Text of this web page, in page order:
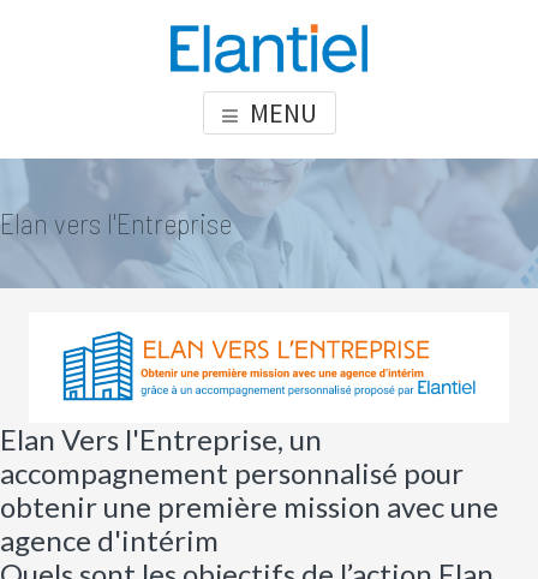
Elantiel développe les compétences relationnelle en milieu
professionnel
MENU
Elan vers l'Entreprise
Elan Vers l'Entreprise, un
accompagnement personnalisé pour
obtenir une première mission avec une
agence d'intérim